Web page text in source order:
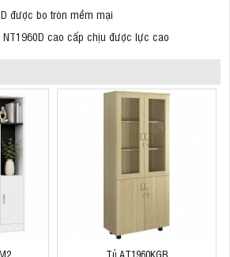
được bo tròn mềm mại
NT1960D cao cấp chịu được lực cao
Tủ AT1960KGR